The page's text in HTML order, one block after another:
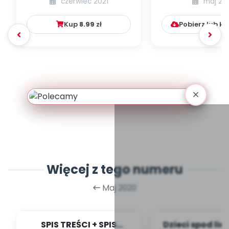
Kup 8.99 zł
numer
Pobierz lub
Więcej z tego numeru
Maj 2020
SPIS TREŚCI + SPIS
Dzieci spod